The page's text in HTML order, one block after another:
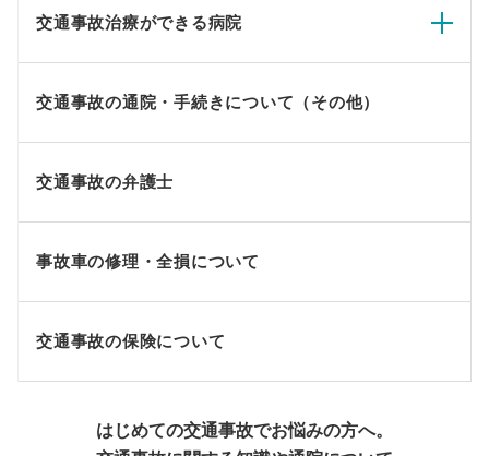
交通事故治療ができる病院
交通事故の通院・手続きについて（その他）
交通事故の弁護士
事故車の修理・全損について
交通事故の保険について
はじめての交通事故でお悩みの方へ。